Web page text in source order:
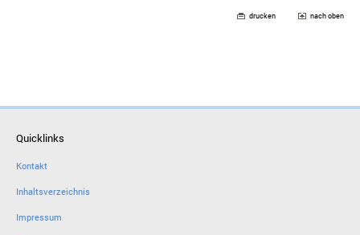
drucken nach oben
Quicklinks
Kontakt
Inhaltsverzeichnis
Impressum